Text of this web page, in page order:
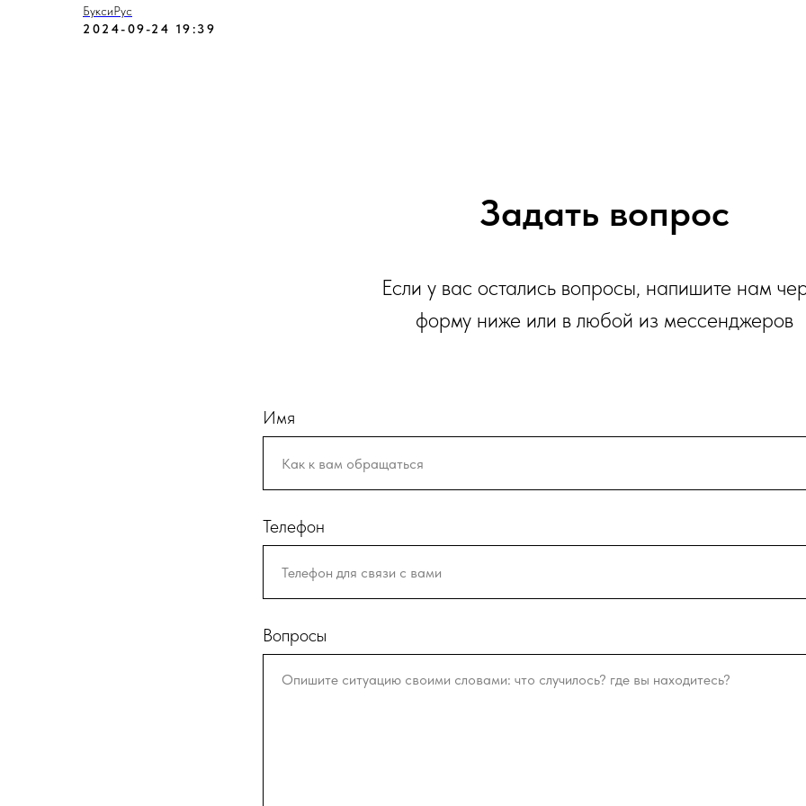
БуксиРус
2024-09-24 19:39
Задать вопрос
Если у вас остались вопросы, напишите нам
форму ниже или в любой из мессенджеров
Имя
Телефон
Вопросы